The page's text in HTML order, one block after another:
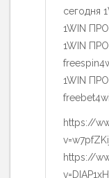
сегодня
1WIN
1WIN
1WIN
https://
https://